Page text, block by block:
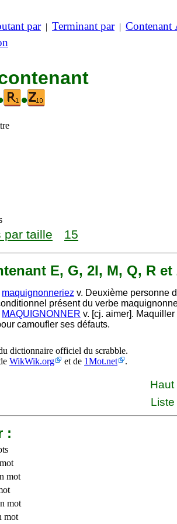
par| Terminant par| Contenant
•
par taille 15
E, G, 2I, M, Q, R et
maquignonneriez v. Deuxième personne
présent du verbe
MAQUIGNONNER v. [cj. aimer].
camoufler ses défauts.
dictionnaire officiel du scrabble.
WikWik.org et de 1Mot.net .
:
mot
mot
mot